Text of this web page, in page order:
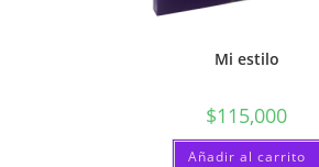
Mi estilo
$115,000
Añadir al carrito